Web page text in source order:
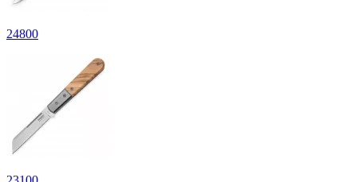
24800